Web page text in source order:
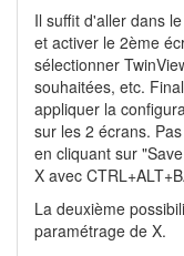
Il suffit d'aller dans
et activer le 2ème
sélectionner
souhaitées, etc.
appliquer la
sur les 2 écrans.
en cliquant sur
X avec
La deuxième
paramétrage de X.